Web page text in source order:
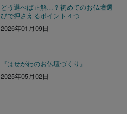
どう選べば正解…？初めてのお仏壇選
びで押さえるポイント４つ
2026年01月09日
『はせがわのお仏壇づくり』
2025年05月02日